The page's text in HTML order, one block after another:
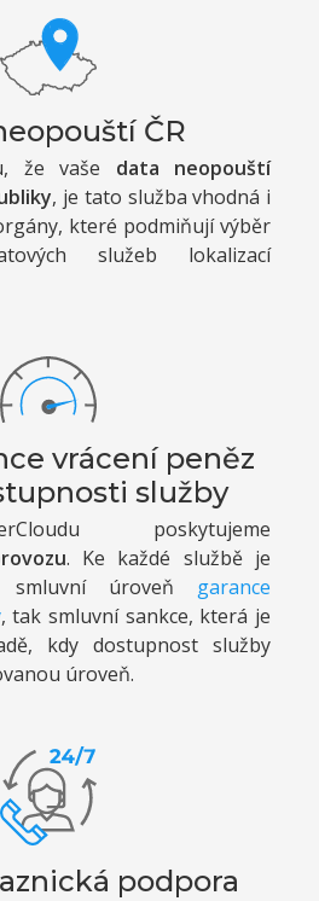
ČR
že vaše data neopouští
, je tato služba vhodná i
které podmiňují výběr
služeb lokalizací
vrácení peněz
služby
poskytujeme
. Ke každé službě je
smluvní úroveň garance
, tak smluvní sankce, která je
kdy dostupnost služby
úroveň.
podpora